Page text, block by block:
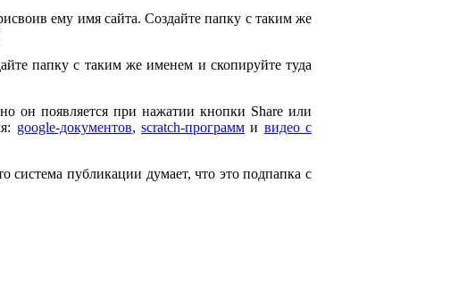
ему имя сайта. Создайте папку с таким же
папку с таким же именем и скопируйте туда
он появляется при нажатии кнопки Share или
google-документов,scratch-программ и видео с
публикации думает, что это подпапка с